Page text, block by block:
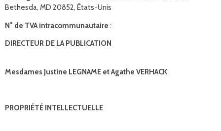
Bethesda, MD 20852, États-Unis
N° de TVA intracommunautaire :
DIRECTEUR DE LA PUBLICATION
Mesdames Justine LEGNAME et Agathe VERHACK
PROPRIÉTÉ INTELLECTUELLE